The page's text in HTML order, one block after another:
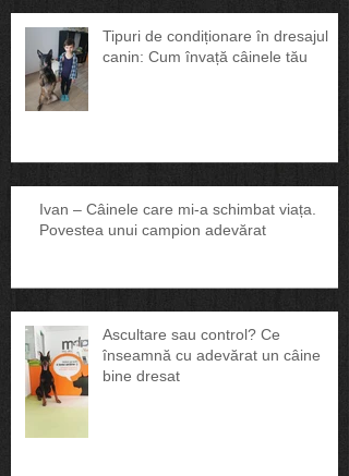
Tipuri de condiționare în dresajul
canin: Cum învață câinele tău
Ivan – Câinele care mi-a schimbat viața.
Povestea unui campion adevărat
Ascultare sau control? Ce
înseamnă cu adevărat un câine
bine dresat